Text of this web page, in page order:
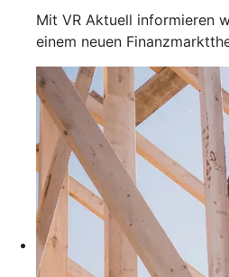
Mit VR Aktuell informieren
einem neuen